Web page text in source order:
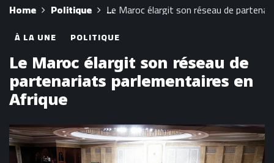
Home Politique Le Maroc élargit son réseau de
À LA UNE POLITIQUE
Le Maroc élargit son réseau de
partenariats parlementaires en
Afrique